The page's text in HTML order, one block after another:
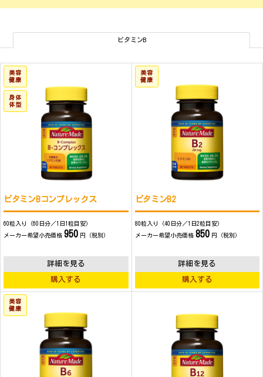
ビタミンB
美容
健康
身体
体型
ビタミンBコンプレックス
60粒入り（60日分／1日1粒目安）
メーカー希望小売価格 950 円（税別）
詳細を見る
購入する
美容
健康
ビタミンB2
80粒入り（40日分／1日2粒目安）
メーカー希望小売価格 850 円（税別）
詳細を見る
購入する
美容
健康